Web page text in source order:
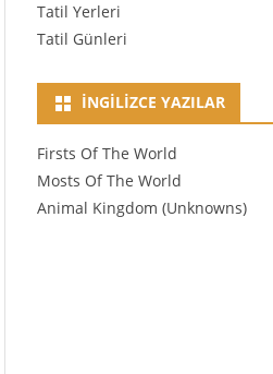
Tatil Yerleri
Tatil Günleri
İNGILIZCE YAZILAR
Firsts Of The World
Mosts Of The World
Animal Kingdom (Unknowns)